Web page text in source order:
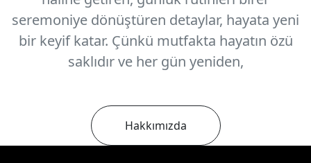
seremoniye dönüştüren detaylar, hayata yeni
bir keyif katar. Çünkü mutfakta hayatın özü
saklıdır ve her gün yeniden,
Hakkımızda